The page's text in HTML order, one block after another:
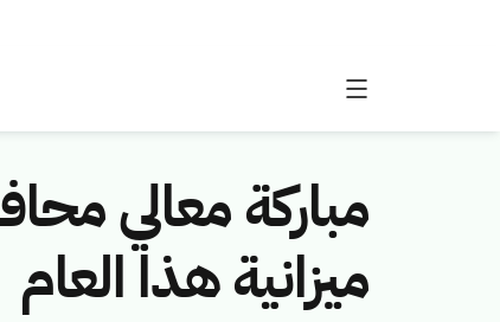
مباركة معالي
ميزانية هذا العام